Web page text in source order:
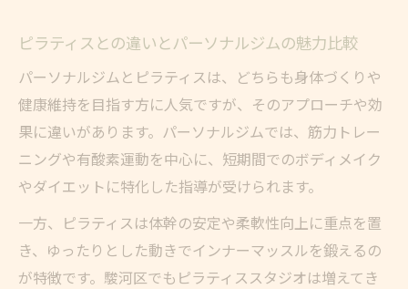
ピラティスとの違いとパーソナルジムの魅力比較
パーソナルジムとピラティスは、どちらも身体づくりや
健康維持を目指す方に人気ですが、そのアプローチや効
果に違いがあります。パーソナルジムでは、筋力トレー
ニングや有酸素運動を中心に、短期間でのボディメイク
やダイエットに特化した指導が受けられます。
一方、ピラティスは体幹の安定や柔軟性向上に重点を置
き、ゆったりとした動きでインナーマッスルを鍛えるの
が特徴です。駿河区でもピラティススタジオは増えてき